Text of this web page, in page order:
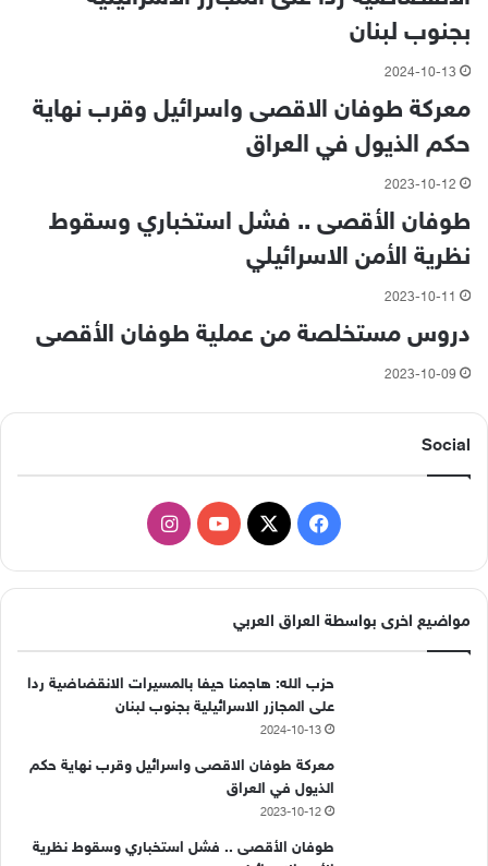
بجنوب لبنان
2024-10-13
معركة طوفان الاقصى واسرائيل وقرب نهاية
حكم الذيول في العراق
2023-10-12
طوفان الأقصى .. فشل استخباري وسقوط
نظرية الأمن الاسرائيلي
2023-10-11
دروس مستخلصة من عملية طوفان الأقصى
2023-10-09
Social
فيسبوك
‫X
‫YouTubeانستقرام
مواضيع اخرى بواسطة العراق العربي
حزب الله: هاجمنا حيفا بالمسيرات الانقضاضية ردا
على المجازر الاسرائيلية بجنوب لبنان
2024-10-13
معركة طوفان الاقصى واسرائيل وقرب نهاية حكم
الذيول في العراق
2023-10-12
طوفان الأقصى .. فشل استخباري وسقوط نظرية